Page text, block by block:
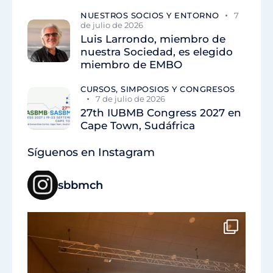
NUESTROS SOCIOS Y ENTORNO
7
de julio de 2026
Luis Larrondo, miembro de
nuestra Sociedad, es elegido
miembro de EMBO
CURSOS, SIMPOSIOS Y CONGRESOS
7 de julio de 2026
27th IUBMB Congress 2027 en
Cape Town, Sudáfrica
Síguenos en Instagram
sbbmch